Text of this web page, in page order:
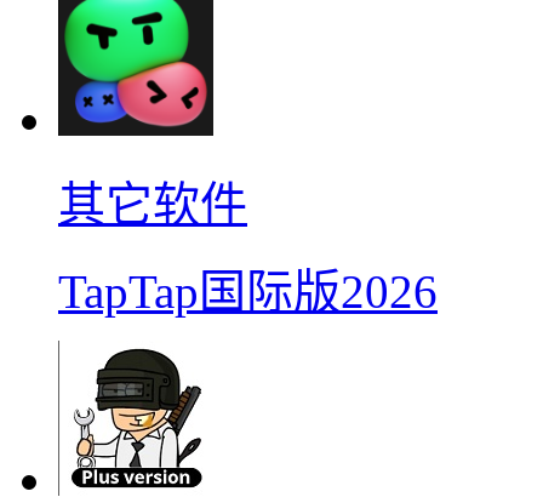
其它软件
TapTap国际版2026